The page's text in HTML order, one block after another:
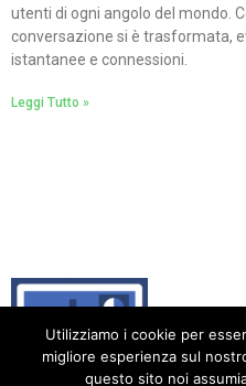
utenti di ogni angolo del mondo.
conversazione si è trasformata,
istantanee e connessioni.
Leggi Tutto »
Utilizziamo i cookie per
migliore esperienza sul
questo sito noi